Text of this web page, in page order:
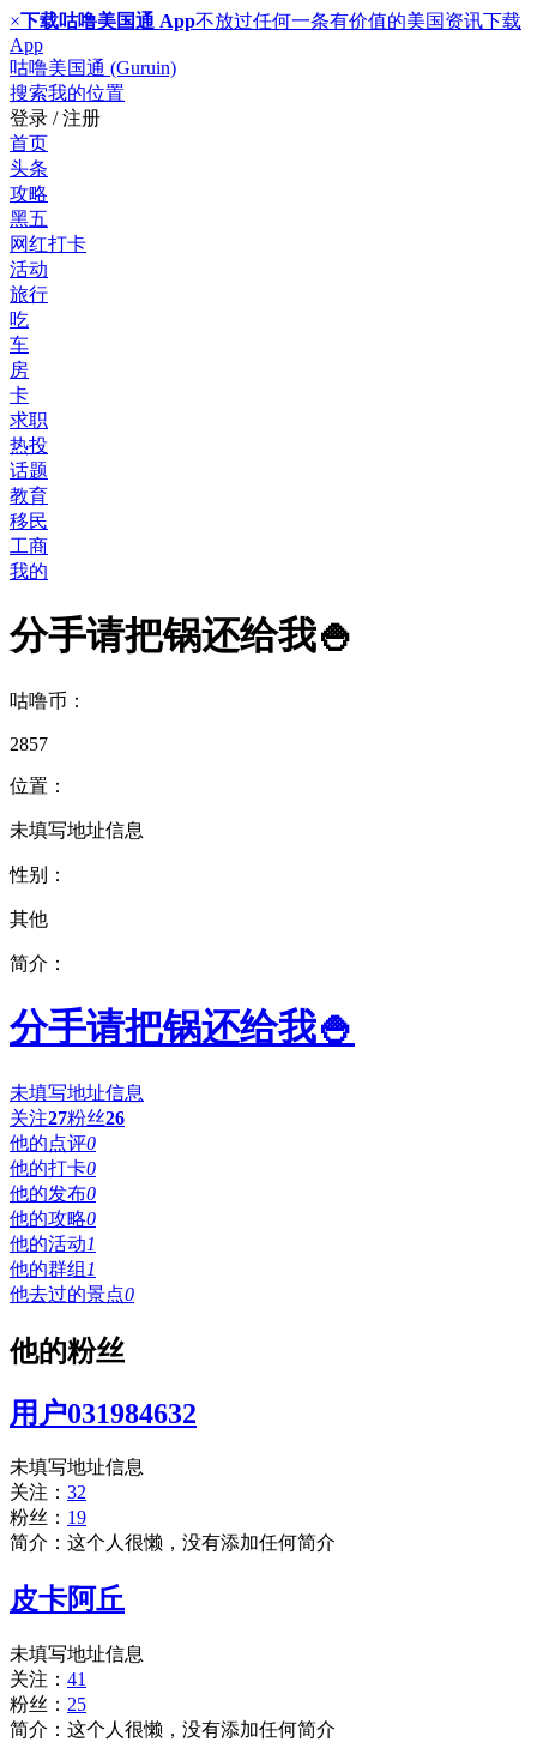
×下载咕噜美国通 App不放过任何一条有价值的美国资讯下载
App
咕噜美国通 (Guruin)
搜索我的位置
登录 / 注册
首页
头条
攻略
黑五
网红打卡
活动
旅行
吃
车
房
卡
求职
热投
话题
教育
移民
工商
我的
分手请把锅还给我🍚
咕噜币：
2857
位置：
未填写地址信息
性别：
其他
简介：
分手请把锅还给我🍚
未填写地址信息
关注27粉丝26
他的点评0
他的打卡0
他的发布0
他的攻略0
他的活动1
他的群组 1
他去过的景点0
他的粉丝
用户031984632
未填写地址信息
关注： 32
粉丝： 19
简介：这个人很懒，没有添加任何简介
皮卡阿丘
未填写地址信息
关注： 41
粉丝： 25
简介：这个人很懒，没有添加任何简介